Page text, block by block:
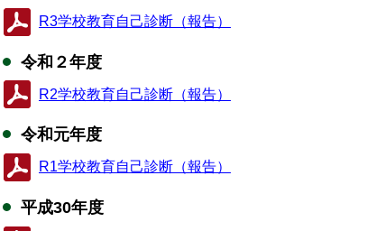
R3学校教育自己診断（報告）
令和２年度
R2学校教育自己診断（報告）
令和元年度
R1学校教育自己診断（報告）
平成30年度